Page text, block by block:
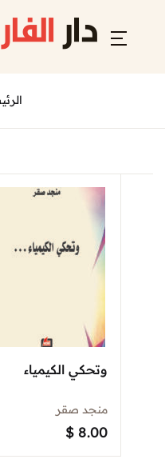
وتحكي الكيمياء
منجد صقر
$ 8.00